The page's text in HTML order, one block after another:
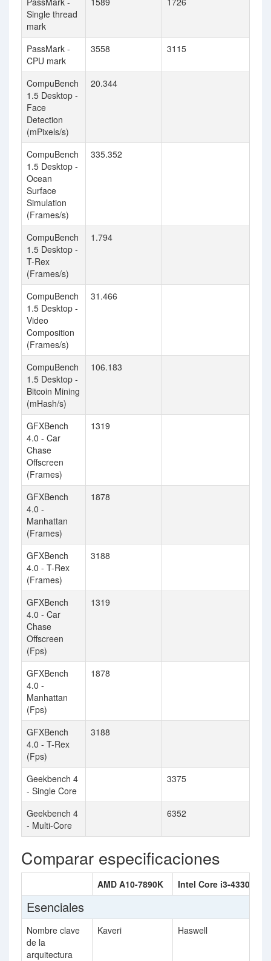
Single thread
mark
PassMark -
CPU mark
3558 3115
CompuBench
1.5 Desktop -
Face
Detection
(mPixels/s)
20.344
CompuBench
1.5 Desktop -
Ocean
Surface
Simulation
(Frames/s)
335.352
CompuBench
1.5 Desktop -
T-Rex
(Frames/s)
1.794
CompuBench
1.5 Desktop -
Video
Composition
(Frames/s)
31.466
CompuBench
1.5 Desktop -
Bitcoin Mining
(mHash/s)
106.183
GFXBench
4.0 - Car
Chase
Offscreen
(Frames)
1319
GFXBench
4.0 -
Manhattan
(Frames)
1878
GFXBench
4.0 - T-Rex
(Frames)
3188
GFXBench
4.0 - Car
Chase
Offscreen
(Fps)
1319
GFXBench
4.0 -
Manhattan
(Fps)
1878
GFXBench
4.0 - T-Rex
(Fps)
3188
Geekbench 4
- Single Core
3375
Geekbench 4
- Multi-Core
6352
Comparar especificaciones
AMD A10-7890K Intel Core i3-4330T
Esenciales
Nombre clave
de la
arquitectura
Kaveri Haswell